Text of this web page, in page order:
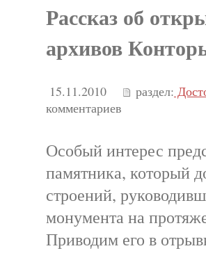
Рассказ об
архивов
15.11.2010 раздел:
комментариев
Особый интерес
памятника, который
строений,
монумента на
Приводим его в